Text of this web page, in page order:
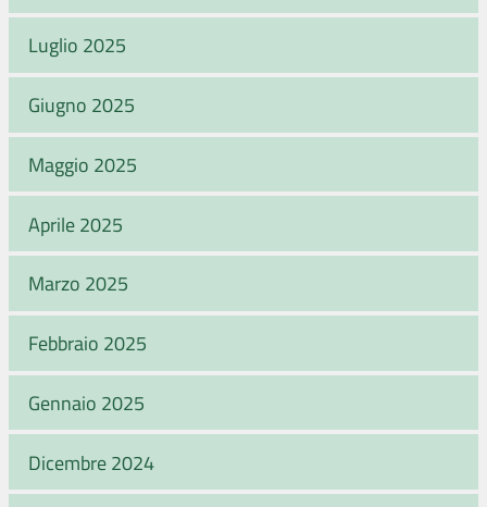
Luglio 2025
Giugno 2025
Maggio 2025
Aprile 2025
Marzo 2025
Febbraio 2025
Gennaio 2025
Dicembre 2024